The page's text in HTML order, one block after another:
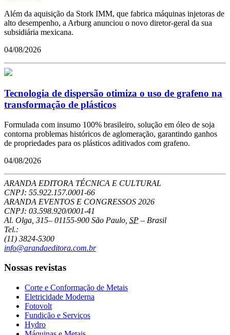
Além da aquisição da Stork IMM, que fabrica máquinas injetoras de
alto desempenho, a Arburg anunciou o novo diretor-geral da sua
subsidiária mexicana.
04/08/2026
Tecnologia de dispersão otimiza o uso de grafeno na
transformação de plásticos
Formulada com insumo 100% brasileiro, solução em óleo de soja
contorna problemas históricos de aglomeração, garantindo ganhos
de propriedades para os plásticos aditivados com grafeno.
04/08/2026
ARANDA EDITORA TÉCNICA E CULTURAL
CNPJ: 55.922.157.0001-66
ARANDA EVENTOS E CONGRESSOS 2026
CNPJ: 03.598.920/0001-41
Al. Olga, 315– 01155-900 São Paulo SP – Brasil
Tel.:
(11) 3824-5300
info@arandaeditora.com.br
Nossas revistas
Corte e Conformação de Metais
Eletricidade Moderna
Fotovolt
Fundição e Serviços
Hydro